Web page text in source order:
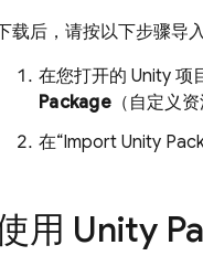
载后，请按以下步骤导入
在您打开的 Unity 项
Package（自定义资
在“Import Unity
用 Unity